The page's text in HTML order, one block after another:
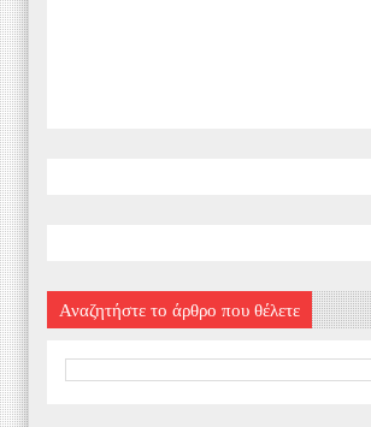
Αναζητήστε το άρθρο που θέλετε